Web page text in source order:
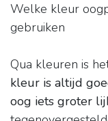
Welke kleur
gebruiken
Qua kleuren is
kleur is altijd
oog iets groter